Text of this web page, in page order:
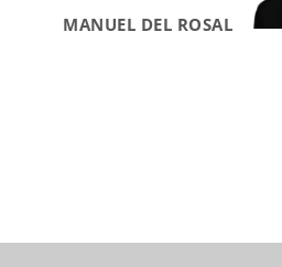
MANUEL DEL ROSAL